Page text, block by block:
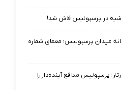
در پرسپولیس فاش شد!
میدان پرسپولیس؛ معمای شماره
پرسپولیس مدافع آینده‌دار را